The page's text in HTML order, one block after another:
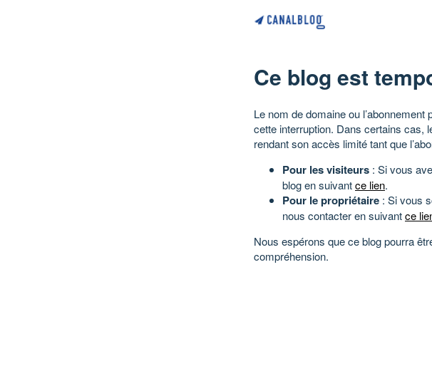
Ce blog est
Le nom de domaine ou
cette interruption. Dans certains cas,
rendant son accès limité tant que
Pour les visiteurs : Si vous
blog en suivantce lien.
Pour le propriétaire : Si vous
nous contacter en suivantce
Nous espérons que ce blog pourra
compréhension.